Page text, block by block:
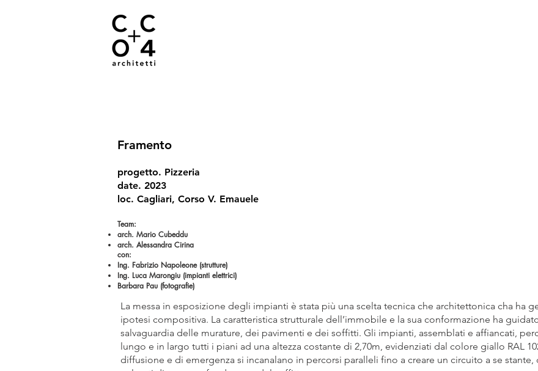
Framento
progetto. Pizzeria
date. 2023
loc. Cagliari, Corso V. Emauele
Team:
arch. Mario Cubeddu
arch. Alessandra Cirina
con:
Ing. Fabrizio Napoleone (strutture)
Ing. Luca Marongiu (impianti elettrici)
Barbara Pau (fotografie)
La messa in esposizione degli impianti è stata più una scelta tecnica che architettonica cha ha
ipotesi compositiva. La caratteristica strutturale dell’immobile e la sua conformazione ha
salvaguardia delle murature, dei pavimenti e dei soffitti. Gli impianti, assemblati e affiancati,
lungo e in largo tutti i piani ad una altezza costante di 2,70m, evidenziati dal colore giallo RAL
diffusione e di emergenza si incanalano in percorsi paralleli fino a creare un circuito a se stante,